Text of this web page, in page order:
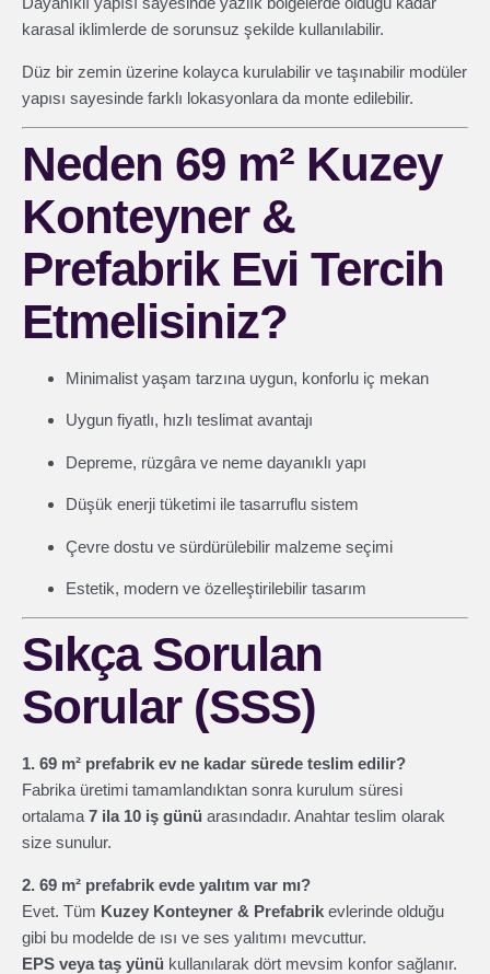
karasal iklimlerde de sorunsuz şekilde kullanılabilir.
Düz bir zemin üzerine kolayca kurulabilir ve taşınabilir modüler
yapısı sayesinde farklı lokasyonlara da monte edilebilir.
Neden 69 m² Kuzey
Konteyner &
Prefabrik Evi Tercih
Etmelisiniz?
Minimalist yaşam tarzına uygun, konforlu iç mekan
Uygun fiyatlı, hızlı teslimat avantajı
Depreme, rüzgâra ve neme dayanıklı yapı
Düşük enerji tüketimi ile tasarruflu sistem
Çevre dostu ve sürdürülebilir malzeme seçimi
Estetik, modern ve özelleştirilebilir tasarım
Sıkça Sorulan
Sorular (SSS)
1. 69 m² prefabrik ev ne kadar sürede teslim edilir?
Fabrika üretimi tamamlandıktan sonra kurulum süresi
ortalama 7 ila 10 iş günü arasındadır. Anahtar teslim olarak
size sunulur.
2. 69 m² prefabrik evde yalıtım var mı?
Evet. Tüm Kuzey Konteyner & Prefabrik evlerinde olduğu
gibi bu modelde de ısı ve ses yalıtımı mevcuttur.
EPS veya taş yünü kullanılarak dört mevsim konfor sağlanır.